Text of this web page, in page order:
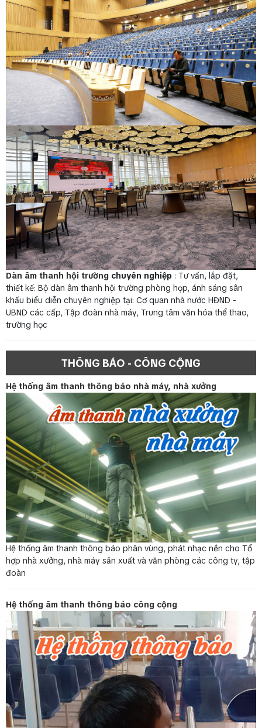
Dàn âm thanh hội trường chuyên nghiệp : Tư vấn, lắp đặt,
thiết kế: Bộ dàn âm thanh hội trường phòng họp, ánh sáng sân
khấu biểu diễn chuyên nghiệp tại: Cơ quan nhà nước HĐND -
UBND các cấp, Tập đoàn nhà máy, Trung tâm văn hóa thể thao,
trường học
THÔNG BÁO - CÔNG CỘNG
Hệ thống âm thanh thông báo nhà máy, nhà xưởng
Hệ thống âm thanh thông báo phân vùng, phát nhạc nền cho Tổ
hợp nhà xưởng, nhà máy sản xuất và văn phòng các công ty, tập
đoàn
Hệ thống âm thanh thông báo công cộng